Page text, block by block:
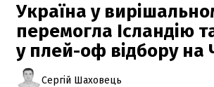
Україна у
перемогла Ісландію
у плей-оф відбору на
Сергій Шаховець